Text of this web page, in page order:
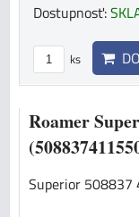
Dostupnosť:
ks
Roamer
Superior 508837